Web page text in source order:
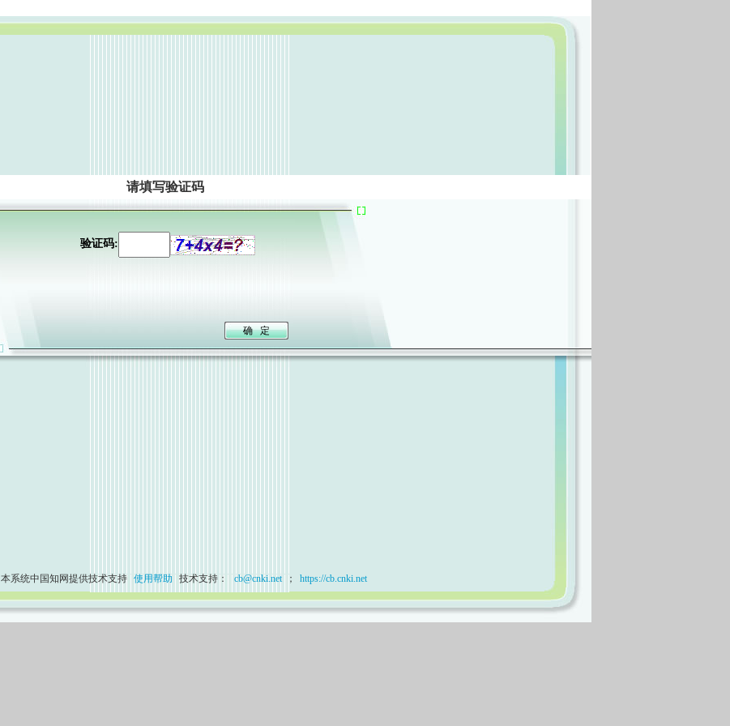
请填写验证码
验证码:
本系统中国知网提供技术支持 使用帮助 技术支持： cb@cnki.net ； https://cb.cnki.net